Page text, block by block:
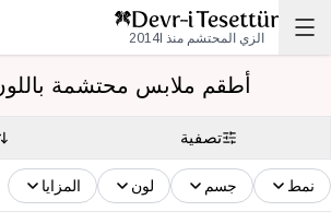
الزي المحتشم منذ 2014l
أطقم ملابس محتشمة
تصفية
نمط جسم لون المزايا